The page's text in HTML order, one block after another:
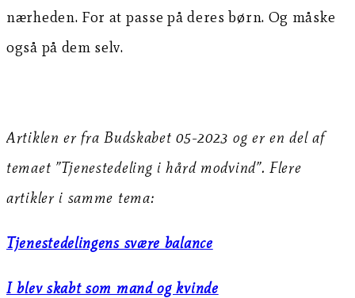
nærheden. For at passe på deres børn. Og måske
også på dem selv.
Artiklen er fra Budskabet 05-2023 og er en del af
temaet ”Tjenestedeling i hård modvind”. Flere
artikler i samme tema:
Tjenestedelingens svære balance
I blev skabt som mand og kvinde